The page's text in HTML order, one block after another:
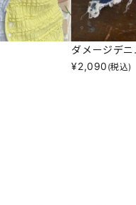
ダメージデ
¥2,090 (税込)